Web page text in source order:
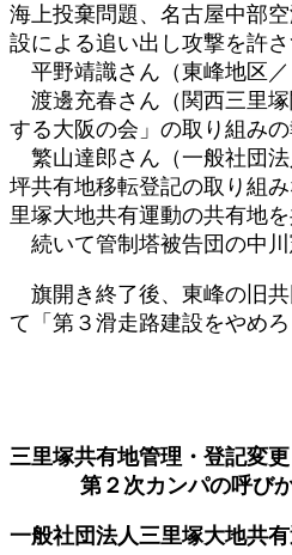
海上投棄問題、名古屋中部
設による追い出し攻撃を許
平野靖識さん（東峰地区
渡邊充春さん（関西三里塚
する大阪の会」の取り組み
繁山達郎さん（一般社団法
坪共有地移転登記の取り組
里塚大地共有運動の共有地
続いて管制塔被告団の中川
旗開き終了後、東峰の旧共
て「第３滑走路建設をやめ
三里塚共有地管理・登記変更
第２次カンパの呼び
一般社団法人三里塚大地共